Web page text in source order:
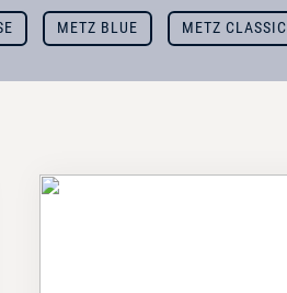
METZ BLUE METZ CLASSIC